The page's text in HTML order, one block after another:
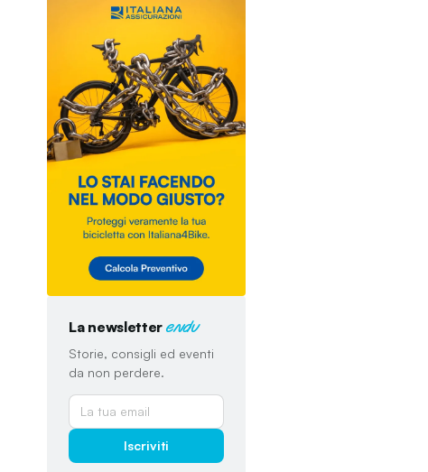
La newsletter endu
Storie, consigli ed eventi
da non perdere.
Iscriviti